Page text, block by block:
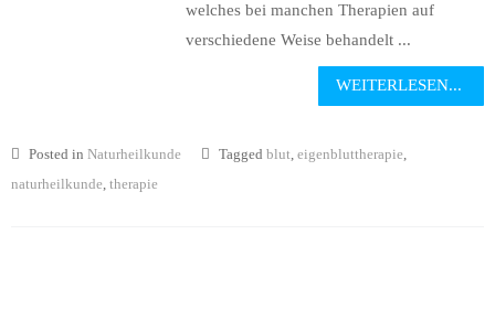
welches bei manchen Therapien auf
verschiedene Weise behandelt ...
WEITERLESEN...
Posted in Naturheilkunde Tagged blut, eigenbluttherapie,
naturheilkunde, therapie